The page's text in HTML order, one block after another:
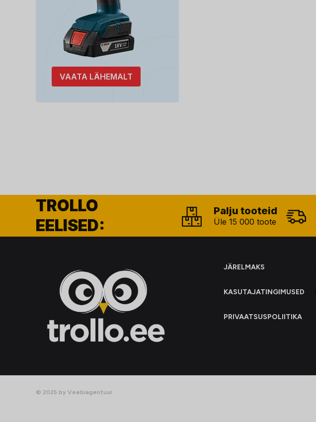
VAATA LÄHEMALT
TROLLO
EELISED:
Palju tooteid
Üle 15 000 toote
JÄRELMAKS
KASUTAJATINGIMUSED
PRIVAATSUSPOLIITIKA
© 2025 by Veebiagentuur